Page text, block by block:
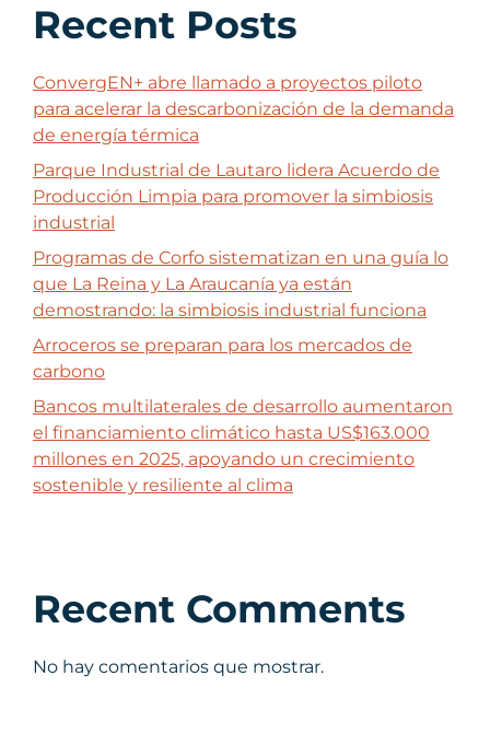
Recent Posts
ConvergEN+ abre llamado a proyectos piloto
para acelerar la descarbonización de la demanda
de energía térmica
Parque Industrial de Lautaro lidera Acuerdo de
Producción Limpia para promover la simbiosis
industrial
Programas de Corfo sistematizan en una guía lo
que La Reina y La Araucanía ya están
demostrando: la simbiosis industrial funciona
Arroceros se preparan para los mercados de
carbono
Bancos multilaterales de desarrollo aumentaron
el financiamiento climático hasta US$163.000
millones en 2025, apoyando un crecimiento
sostenible y resiliente al clima
Recent Comments
No hay comentarios que mostrar.